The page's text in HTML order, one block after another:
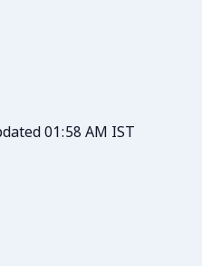
01:58 AM IST